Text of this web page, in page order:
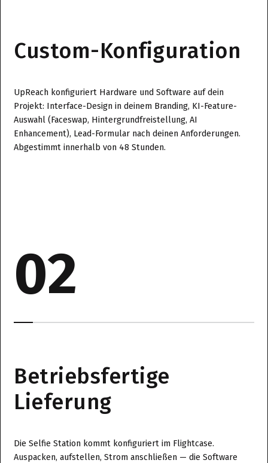
Custom-Konfiguration
UpReach konfiguriert Hardware und Software auf dein
Projekt: Interface-Design in deinem Branding, KI-Feature-
Auswahl (Faceswap, Hintergrundfreistellung, AI
Enhancement), Lead-Formular nach deinen Anforderungen.
Abgestimmt innerhalb von 48 Stunden.
02
Betriebsfertige
Lieferung
Die Selfie Station kommt konfiguriert im Flightcase.
Auspacken, aufstellen, Strom anschließen — die Software